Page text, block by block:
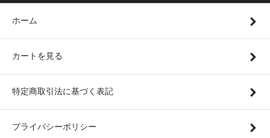
ホーム
カートを見る
特定商取引法に基づく表記
プライバシーポリシー